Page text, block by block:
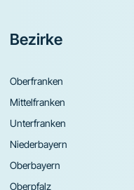
Bezirke
Oberfranken
Mittelfranken
Unterfranken
Niederbayern
Oberbayern
Oberpfalz